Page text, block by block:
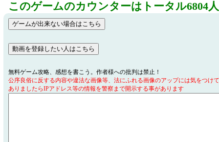
このゲームのカウンターはトータル6804
無料ゲーム攻略、感想を書こう。作者様への批判は禁止！
公序良俗に反する内容や違法な画像等、法にふれる画像のアップには気をつけ
ありましたらIPアドレス等の情報を警察まで開示する事があります